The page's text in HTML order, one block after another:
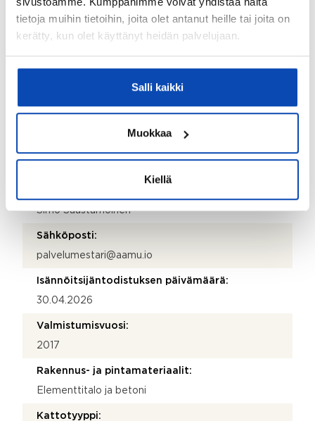
tietoja muihin tietoihin, joita olet antanut heille tai joita on
kerätty, kun olet käyttänyt heidän palvelujaan.
Salli kaikki
Muokkaa
Kiellä
Taloyhtiön Y-tunnus:
2131864-0
Kiinteistönhoidosta vastaa:
Simo Saastamoinen
Sähköposti:
palvelumestari@aamu.io
Isännöitsijäntodistuksen päivämäärä:
30.04.2026
Valmistumisvuosi:
2017
Rakennus- ja pintamateriaalit:
Elementtitalo ja betoni
Kattotyyppi: